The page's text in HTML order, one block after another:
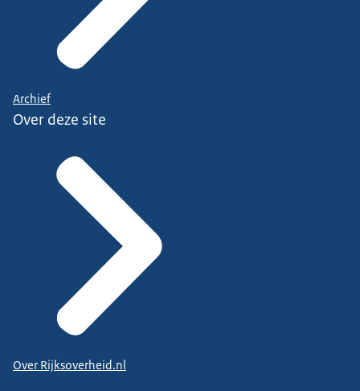
Archief
Over deze site
Over Rijksoverheid.nl